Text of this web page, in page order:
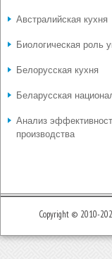
Австралийская кухня
Биологическая роль
Белорусская кухня
Беларусская
Анализ
производства
Copyright © 2010-